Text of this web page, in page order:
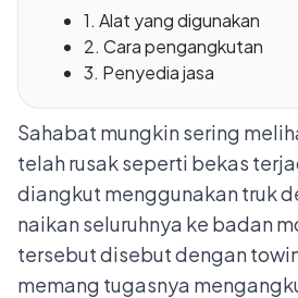
1. Alat yang digunakan
2. Cara pengangkutan
3. Penyedia jasa
Sahabat mungkin sering
telah rusak seperti bekas
diangkut menggunakan truk
naikan seluruhnya ke badan
tersebut disebut dengan
memang tugasnya